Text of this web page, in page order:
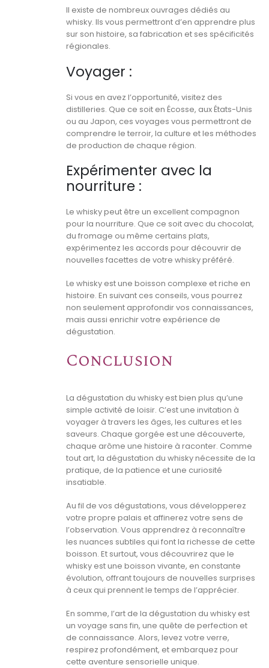
Il existe de nombreux ouvrages dédiés au
whisky. Ils vous permettront d’en apprendre plus
sur son histoire, sa fabrication et ses spécificités
régionales.
Voyager :
Si vous en avez l’opportunité, visitez des
distilleries. Que ce soit en Écosse, aux États-Unis
ou au Japon, ces voyages vous permettront de
comprendre le terroir, la culture et les méthodes
de production de chaque région.
Expérimenter avec la
nourriture :
Le whisky peut être un excellent compagnon
pour la nourriture. Que ce soit avec du chocolat,
du fromage ou même certains plats,
expérimentez les accords pour découvrir de
nouvelles facettes de votre whisky préféré.
Le whisky est une boisson complexe et riche en
histoire. En suivant ces conseils, vous pourrez
non seulement approfondir vos connaissances,
mais aussi enrichir votre expérience de
dégustation.
Conclusion
La dégustation du whisky est bien plus qu’une
simple activité de loisir. C’est une invitation à
voyager à travers les âges, les cultures et les
saveurs. Chaque gorgée est une découverte,
chaque arôme une histoire à raconter. Comme
tout art, la dégustation du whisky nécessite de la
pratique, de la patience et une curiosité
insatiable.
Au fil de vos dégustations, vous développerez
votre propre palais et affinerez votre sens de
l’observation. Vous apprendrez à reconnaître
les nuances subtiles qui font la richesse de cette
boisson. Et surtout, vous découvrirez que le
whisky est une boisson vivante, en constante
évolution, offrant toujours de nouvelles surprises
à ceux qui prennent le temps de l’apprécier.
En somme, l’art de la dégustation du whisky est
un voyage sans fin, une quête de perfection et
de connaissance. Alors, levez votre verre,
respirez profondément, et embarquez pour
cette aventure sensorielle unique.